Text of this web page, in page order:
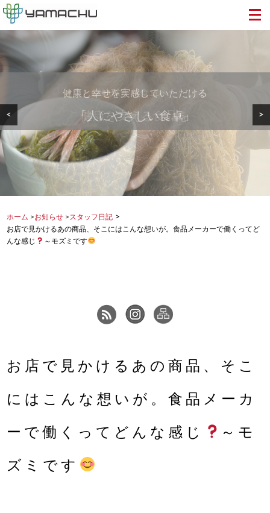
健康と幸せを実感していただける
「人にやさしい食卓」
美しい地球から食卓へ・・・
健康を支える食品を
安心・安全で美味しい
もずく・めかぶを
< >
ホーム >お知らせ > スタッフ日記 >
お店で見かけるあの商品、そこにはこんな想いが。食品メーカーで働くってど
んな感じ
～モズミです
お店で見かけるあの商品、そこ
にはこんな想いが。食品メーカ
ーで働くってどんな感じ ～モ
ズミです